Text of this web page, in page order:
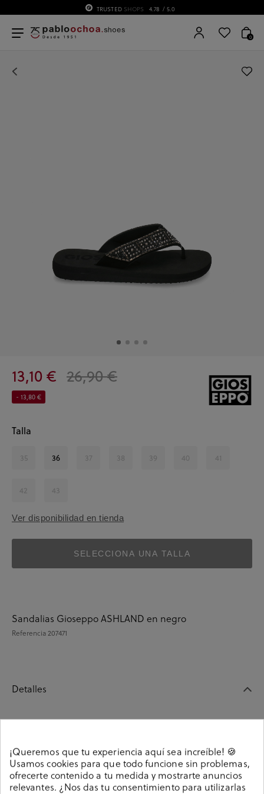
TRUSTEDSHOPS 4.78 / 5.0
0
13,10 € 26,90 €
- 13,80 €
Talla
35 36 37 38 39 40 41
42 43
Ver disponibilidad en tienda
SELECCIONA UNA TALLA
Sandalias Gioseppo ASHLAND en negro
Referencia207471
Detalles
Referencia 207471
¡Queremos que tu experiencia aquí sea increíble! 🍪
Usamos cookies para que todo funcione sin problemas,
ofrecerte contenido a tu medida y mostrarte anuncios
relevantes. ¿Nos das tu consentimiento para utilizarlas